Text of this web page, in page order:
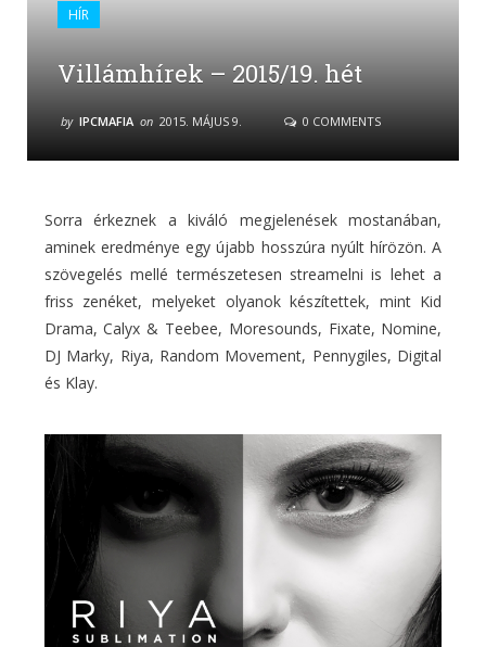
HÍR
Villámhírek – 2015/19. hét
by IPCMAFIA on 2015. MÁJUS 9. 0 COMMENTS
Sorra érkeznek a kiváló megjelenések mostanában,
aminek eredménye egy újabb hosszúra nyúlt hírözön. A
szövegelés mellé természetesen streamelni is lehet a
friss zenéket, melyeket olyanok készítettek, mint Kid
Drama, Calyx & Teebee, Moresounds, Fixate, Nomine,
DJ Marky, Riya, Random Movement, Pennygiles, Digital
és Klay.